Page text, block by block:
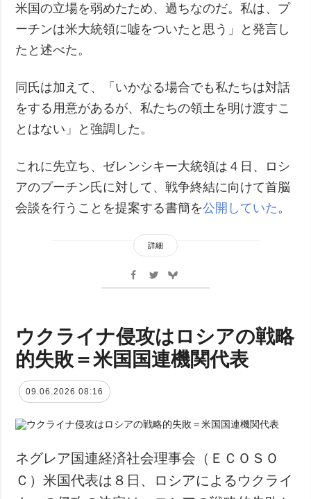
米国の立場を弱めたため、過ちなのだ。私は、プ
ーチンは米大統領に嘘をついたと思う」と発言し
たと述べた。
同氏は加えて、「いかなる場合でも私たちは対話
をする用意があるが、私たちの領土を明け渡すこ
とはない」と強調した。
これに先立ち、ゼレンシキー大統領は４日、ロシ
アのプーチン氏に対して、戦争終結に向けて首脳
会談を行うことを提案する書簡を公開していた 。
詳細
ウクライナ侵攻はロシアの戦略
的失敗＝米国国連機関代表
09.06.2026 08:16
ネグレア国連経済社会理事会（ＥＣＯＳＯ
Ｃ）米国代表は８日、ロシアによるウクライ